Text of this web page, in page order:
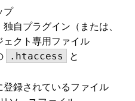
プ
自プラグイン（または、
クト専用ファイル
.htaccess と
録されているファイル